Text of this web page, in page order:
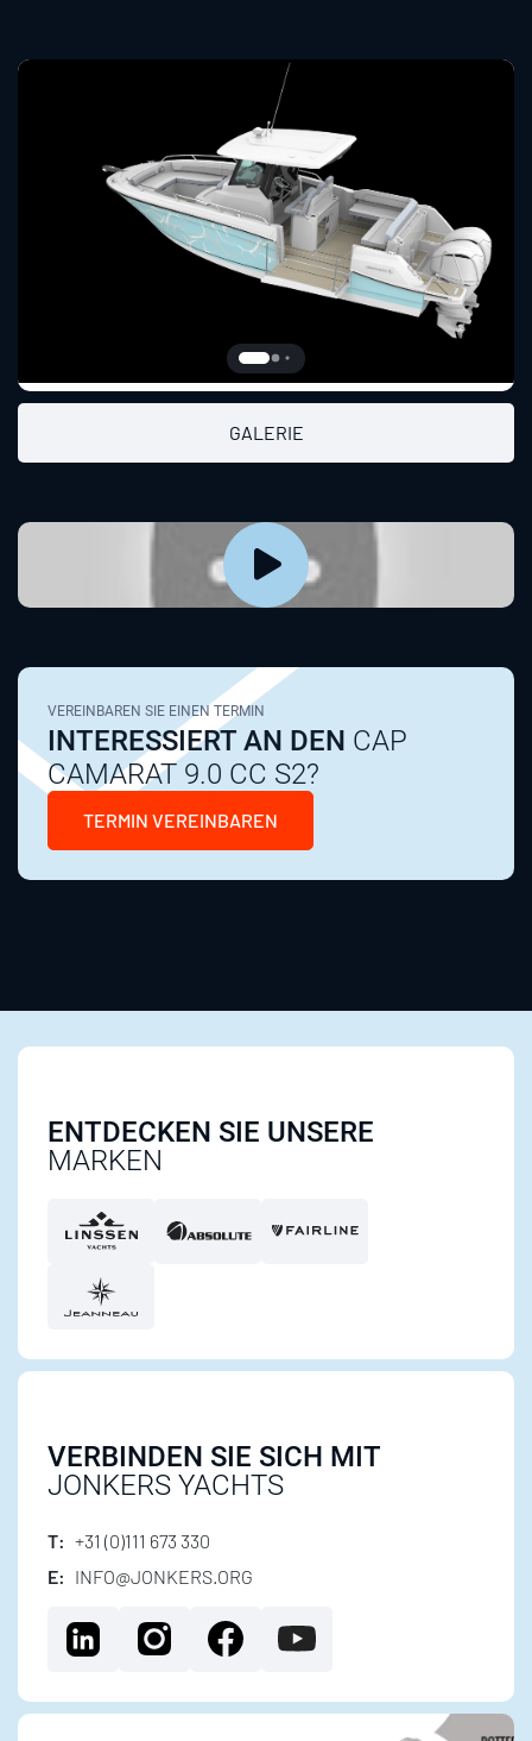
GALERIE
VEREINBAREN SIE EINEN TERMIN
INTERESSIERT AN DEN CAP
CAMARAT 9.0 CC S2?
TERMIN VEREINBAREN
ENTDECKEN SIE UNSERE
MARKEN
VERBINDEN SIE SICH MIT
JONKERS YACHTS
T: +31 (0)111 673 330
E: INFO@JONKERS.ORG